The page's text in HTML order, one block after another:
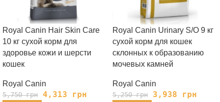
Royal Canin Hair Skin Care
10 кг сухой корм для
здоровье кожи и шерсти
кошек
Royal Canin
5,750грн 4,313 грн
Royal Canin Urinary S/O 9 кг
сухой корм для кошек
склонных к образованию
мочевых камней
Royal Canin
5,250грн 3,938 грн